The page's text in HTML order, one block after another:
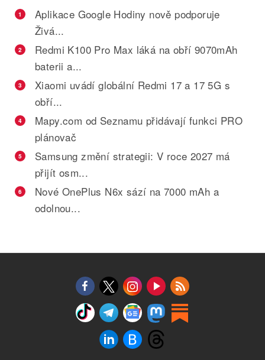
1
Aplikace Google Hodiny nově podporuje
Živá...
2
Redmi K100 Pro Max láká na obří 9070mAh
baterii a...
3
Xiaomi uvádí globální Redmi 17 a 17 5G s
obří...
4
Mapy.com od Seznamu přidávají funkci PRO
plánovač
5
Samsung změní strategii: V roce 2027 má
přijít osm...
6
Nové OnePlus N6x sází na 7000 mAh a
odolnou...